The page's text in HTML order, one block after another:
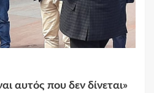
αυτός που δεν δίνεται»